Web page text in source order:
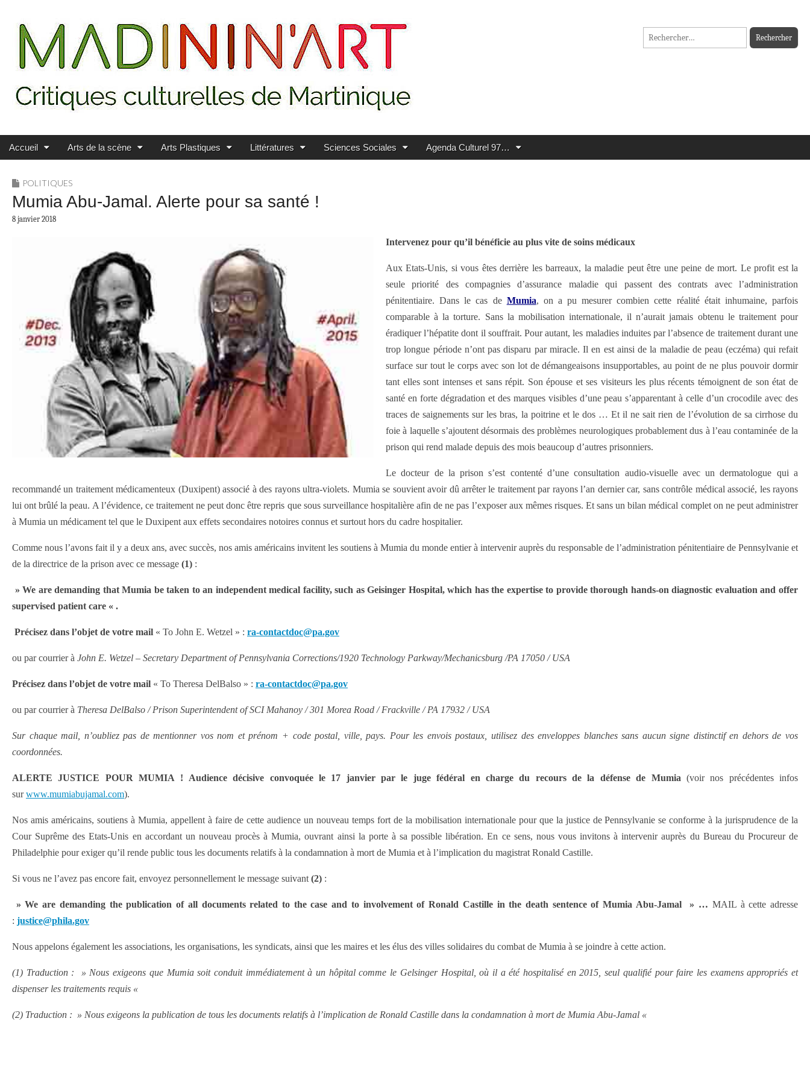
MADININ'ART
Rechercher :
Main menu
Skip to content
Accueil Arts de la scène Arts Plastiques Littératures Sciences Sociales Agenda Culturel 97…
POLITIQUES
Mumia Abu-Jamal. Alerte pour sa santé !
8 janvier 2018
Intervenez pour qu’il bénéficie au plus vite de soins médicaux
Aux Etats-Unis, si vous êtes derrière les barreaux, la maladie peut être une peine de mort. Le profit est la
seule priorité des compagnies d’assurance maladie qui passent des contrats avec l’administration
pénitentiaire. Dans le cas de Mumia, on a pu mesurer combien cette réalité était inhumaine, parfois
comparable à la torture. Sans la mobilisation internationale, il n’aurait jamais obtenu le traitement pour
éradiquer l’hépatite dont il souffrait. Pour autant, les maladies induites par l’absence de traitement durant une
trop longue période n’ont pas disparu par miracle. Il en est ainsi de la maladie de peau (eczéma) qui refait
surface sur tout le corps avec son lot de démangeaisons insupportables, au point de ne plus pouvoir dormir
tant elles sont intenses et sans répit. Son épouse et ses visiteurs les plus récents témoignent de son état de
santé en forte dégradation et des marques visibles d’une peau s’apparentant à celle d’un crocodile avec des
traces de saignements sur les bras, la poitrine et le dos … Et il ne sait rien de l’évolution de sa cirrhose du
foie à laquelle s’ajoutent désormais des problèmes neurologiques probablement dus à l’eau contaminée de la
prison qui rend malade depuis des mois beaucoup d’autres prisonniers.
Le docteur de la prison s’est contenté d’une consultation audio-visuelle avec un dermatologue qui a
recommandé un traitement médicamenteux (Duxipent) associé à des rayons ultra-violets. Mumia se souvient avoir dû arrêter le traitement par rayons l’an dernier car, sans contrôle médical associé, les rayons
lui ont brûlé la peau. A l’évidence, ce traitement ne peut donc être repris que sous surveillance hospitalière afin de ne pas l’exposer aux mêmes risques. Et sans un bilan médical complet on ne peut administrer
à Mumia un médicament tel que le Duxipent aux effets secondaires notoires connus et surtout hors du cadre hospitalier.
Comme nous l’avons fait il y a deux ans, avec succès, nos amis américains invitent les soutiens à Mumia du monde entier à intervenir auprès du responsable de l’administration pénitentiaire de Pennsylvanie et
de la directrice de la prison avec ce message (1) :
» We are demanding that Mumia be taken to an independent medical facility, such as Geisinger Hospital, which has the expertise to provide thorough hands-on diagnostic evaluation and offer
supervised patient care « .
Précisez dans l’objet de votre mail « To John E. Wetzel » : ra-contactdoc@pa.gov
ou par courrier à John E. Wetzel – Secretary Department of Pennsylvania Corrections/1920 Technology Parkway/Mechanicsburg /PA 17050 / USA
Précisez dans l’objet de votre mail « To Theresa DelBalso » : ra-contactdoc@pa.gov
ou par courrier à Theresa DelBalso / Prison Superintendent of SCI Mahanoy / 301 Morea Road / Frackville / PA 17932 / USA
Sur chaque mail, n’oubliez pas de mentionner vos nom et prénom + code postal, ville, pays. Pour les envois postaux, utilisez des enveloppes blanches sans aucun signe distinctif en dehors de vos
coordonnées.
ALERTE JUSTICE POUR MUMIA ! Audience décisive convoquée le 17 janvier par le juge fédéral en charge du recours de la défense de Mumia (voir nos précédentes infos
surwww.mumiabujamal.com).
Nos amis américains, soutiens à Mumia, appellent à faire de cette audience un nouveau temps fort de la mobilisation internationale pour que la justice de Pennsylvanie se conforme à la jurisprudence de la
Cour Suprême des Etats-Unis en accordant un nouveau procès à Mumia, ouvrant ainsi la porte à sa possible libération. En ce sens, nous vous invitons à intervenir auprès du Bureau du Procureur de
Philadelphie pour exiger qu’il rende public tous les documents relatifs à la condamnation à mort de Mumia et à l’implication du magistrat Ronald Castille.
Si vous ne l’avez pas encore fait, envoyez personnellement le message suivant (2) :
» We are demanding the publication of all documents related to the case and to involvement of Ronald Castille in the death sentence of Mumia Abu-Jamal » … MAIL à cette adresse
: justice@phila.gov
Nous appelons également les associations, les organisations, les syndicats, ainsi que les maires et les élus des villes solidaires du combat de Mumia à se joindre à cette action.
(1) Traduction : » Nous exigeons que Mumia soit conduit immédiatement à un hôpital comme le Gelsinger Hospital, où il a été hospitalisé en 2015, seul qualifié pour faire les examens appropriés et
dispenser les traitements requis «
(2) Traduction : » Nous exigeons la publication de tous les documents relatifs à l’implication de Ronald Castille dans la condamnation à mort de Mumia Abu-Jamal «